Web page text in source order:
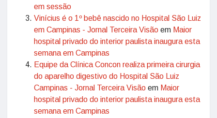
em sessão
Vinícius é o 1º bebê nascido no Hospital São Luiz
em Campinas - Jornal Terceira Visão em Maior
hospital privado do interior paulista inaugura esta
semana em Campinas
Equipe da Clínica Concon realiza primeira cirurgia
do aparelho digestivo do Hospital São Luiz
Campinas - Jornal Terceira Visão em Maior
hospital privado do interior paulista inaugura esta
semana em Campinas